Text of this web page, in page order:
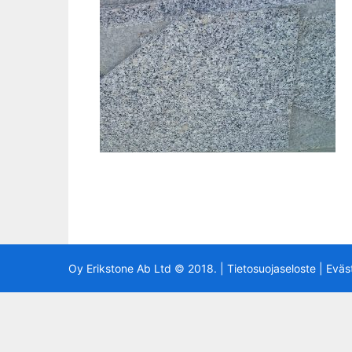
Oy Erikstone Ab Ltd © 2018. | Tietosuojaseloste